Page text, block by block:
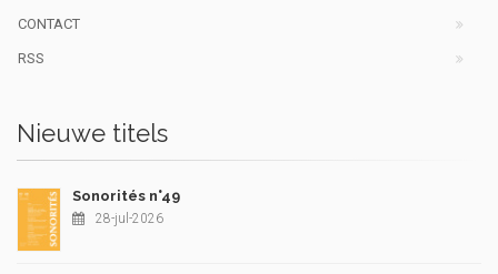
CONTACT
RSS
Nieuwe titels
Sonorités n°49
28-jul-2026